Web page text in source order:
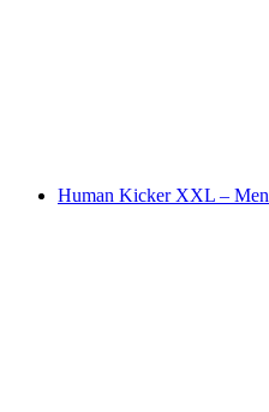
Human Kicker XXL –